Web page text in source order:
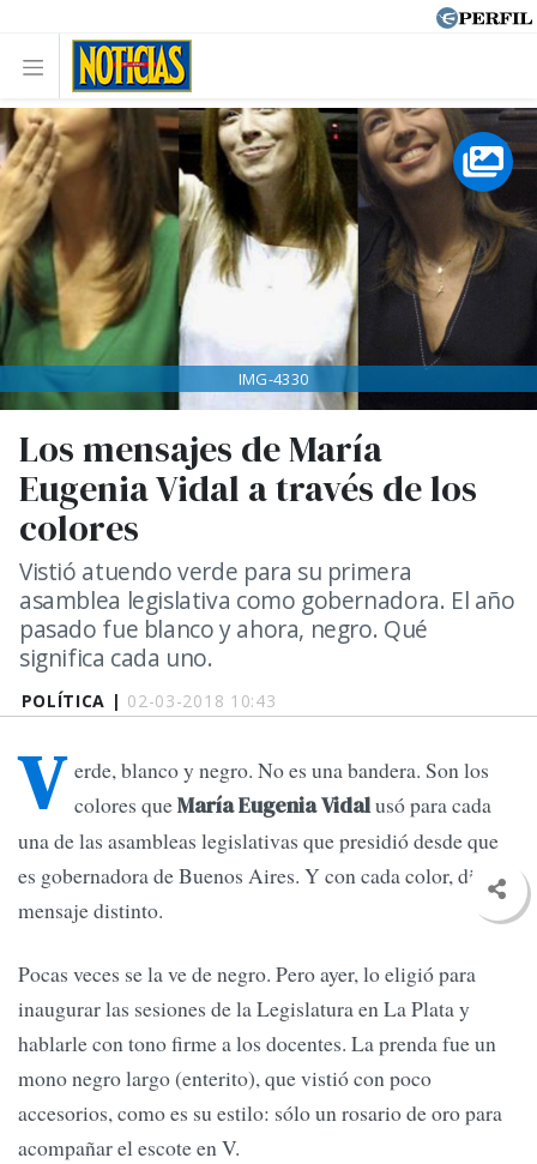
POLÍTICA | 02-03-2018 10:43
Los mensajes de María
Eugenia Vidal a través de los
colores
Vistió atuendo verde para su primera
asamblea legislativa como gobernadora. El año
pasado fue blanco y ahora, negro. Qué
significa cada uno.
IMG-4330
V erde, blanco y negro. No es una bandera. Son los
colores queMaría Eugenia Vidalusó para cada
una de las asambleas legislativas que presidió desde que
es gobernadora de Buenos Aires. Y con cada color, dio un
mensaje distinto.
Pocas veces se la ve de negro. Pero ayer, lo eligió para
inaugurar las sesiones de la Legislatura en La Plata y
hablarle con tono firme a los docentes. La prenda fue un
mono negro largo (enterito), que vistió con poco
accesorios, como es su estilo: sólo un rosario de oro para
acompañar el escote en V.